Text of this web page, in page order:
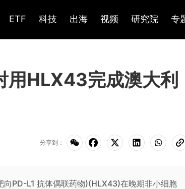
ETF 科技 出海 视频 研究院 专
HLX43完成澳大利
分享到：
PD-L1 抗体偶联药物)(HLX43)在晚期非小细胞